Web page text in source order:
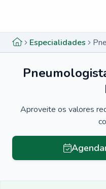
Especialidades
Aproveite os valores